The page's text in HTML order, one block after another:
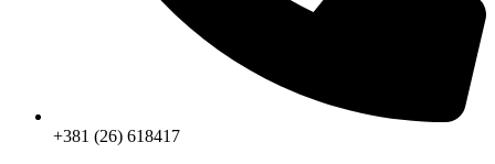
+381 (26) 618417